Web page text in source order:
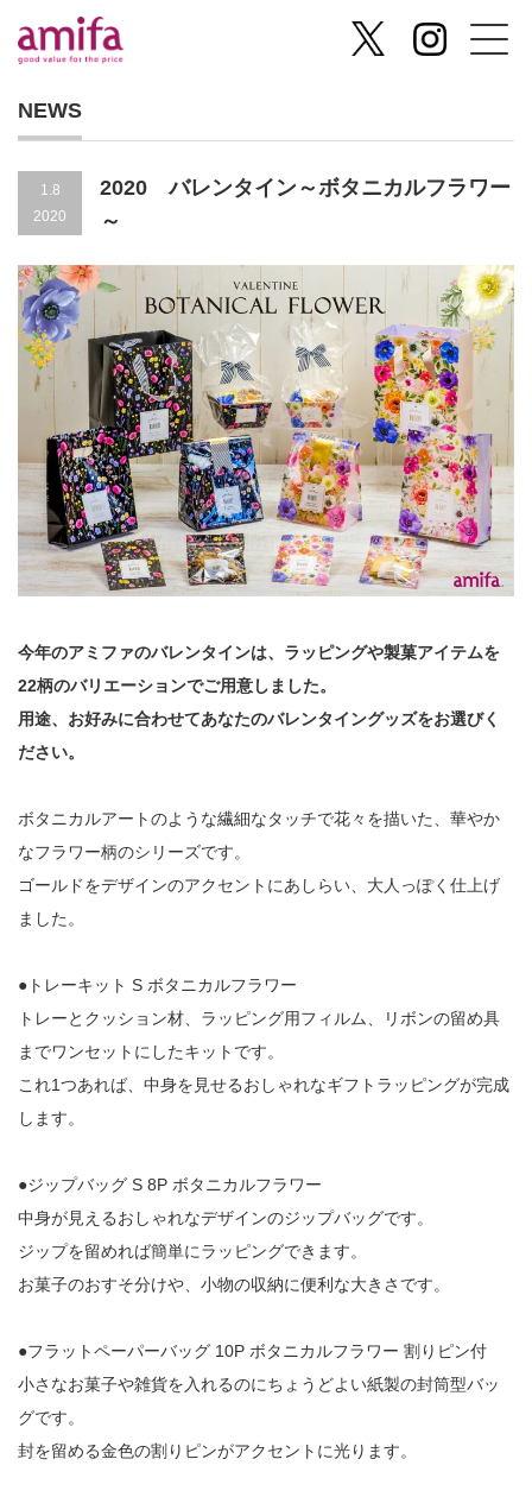
NEWS
1.8
2020
2020 バレンタイン～ボタニカルフラワー
～
今年のアミファのバレンタインは、ラッピングや製菓アイテムを
22柄のバリエーションでご用意しました。
用途、お好みに合わせてあなたのバレンタイングッズをお選びく
ださい。
ボタニカルアートのような繊細なタッチで花々を描いた、華やか
なフラワー柄のシリーズです。
ゴールドをデザインのアクセントにあしらい、大人っぽく仕上げ
ました。
●トレーキット S ボタニカルフラワー
トレーとクッション材、ラッピング用フィルム、リボンの留め具
までワンセットにしたキットです。
これ1つあれば、中身を見せるおしゃれなギフトラッピングが完成
します。
●ジップバッグ S 8P ボタニカルフラワー
中身が見えるおしゃれなデザインのジップバッグです。
ジップを留めれば簡単にラッピングできます。
お菓子のおすそ分けや、小物の収納に便利な大きさです。
●フラットペーパーバッグ 10P ボタニカルフラワー 割りピン付
小さなお菓子や雑貨を入れるのにちょうどよい紙製の封筒型バッ
グです。
封を留める金色の割りピンがアクセントに光ります。